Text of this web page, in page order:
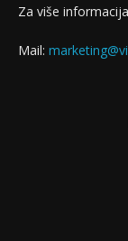
Za više
Mail: